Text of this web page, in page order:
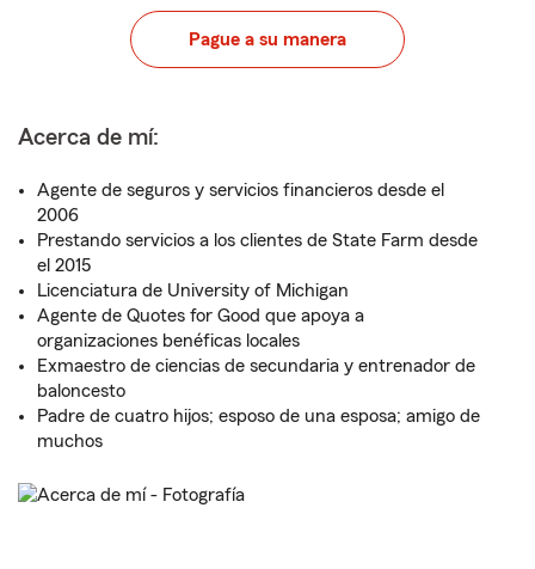
Pague a su manera
Acerca de mí:
Agente de seguros y servicios financieros desde el
2006
Prestando servicios a los clientes de State Farm desde
el 2015
Licenciatura de University of Michigan
Agente de Quotes for Good que apoya a
organizaciones benéficas locales
Exmaestro de ciencias de secundaria y entrenador de
baloncesto
Padre de cuatro hijos; esposo de una esposa; amigo de
muchos